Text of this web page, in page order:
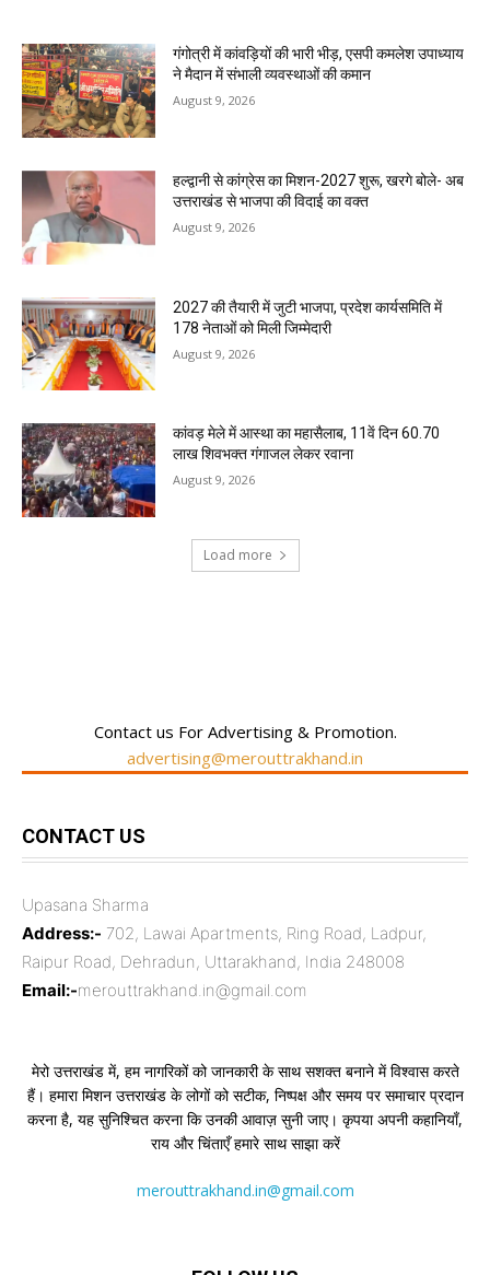
गंगोत्री में कांवड़ियों की भारी भीड़, एसपी कमलेश उपाध्याय
ने मैदान में संभाली व्यवस्थाओं की कमान
August 9, 2026
हल्द्वानी से कांग्रेस का मिशन-2027 शुरू, खरगे बोले- अब
उत्तराखंड से भाजपा की विदाई का वक्त
August 9, 2026
2027 की तैयारी में जुटी भाजपा, प्रदेश कार्यसमिति में
178 नेताओं को मिली जिम्मेदारी
August 9, 2026
कांवड़ मेले में आस्था का महासैलाब, 11वें दिन 60.70
लाख शिवभक्त गंगाजल लेकर रवाना
August 9, 2026
Load more
Contact us For Advertising & Promotion.
advertising@merouttrakhand.in
CONTACT US
Upasana Sharma
Address:- 702, Lawai Apartments, Ring Road, Ladpur,
Raipur Road, Dehradun, Uttarakhand, India 248008
Email:-merouttrakhand.in@gmail.com
मेरो उत्तराखंड में, हम नागरिकों को जानकारी के साथ सशक्त बनाने में विश्वास करते
हैं। हमारा मिशन उत्तराखंड के लोगों को सटीक, निष्पक्ष और समय पर समाचार प्रदान
करना है, यह सुनिश्चित करना कि उनकी आवाज़ सुनी जाए। कृपया अपनी कहानियाँ,
राय और चिंताएँ हमारे साथ साझा करें
merouttrakhand.in@gmail.com